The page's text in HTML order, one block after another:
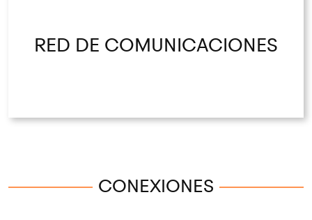
RED DE COMUNICACIONES
CONEXIONES